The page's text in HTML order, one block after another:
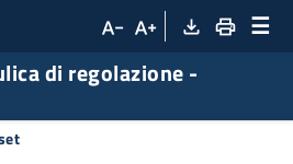
text_decrease text_increase file_download print
☰
di regolazione -